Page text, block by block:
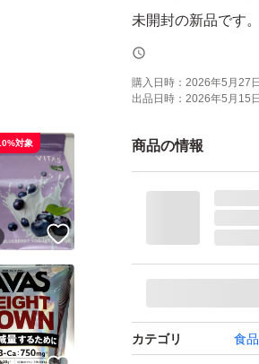
未開封の新品です
【ブランド】明治
【商品名】ザバス
ル ブルーベリーヨ
【風味】ブルーベ
【その他】たんぱ
★安心の匿名配送
購入日時： 2026年5月27
出品日時： 2026年5月15
商品の情報
カテゴリ 食品
いいね！
対象